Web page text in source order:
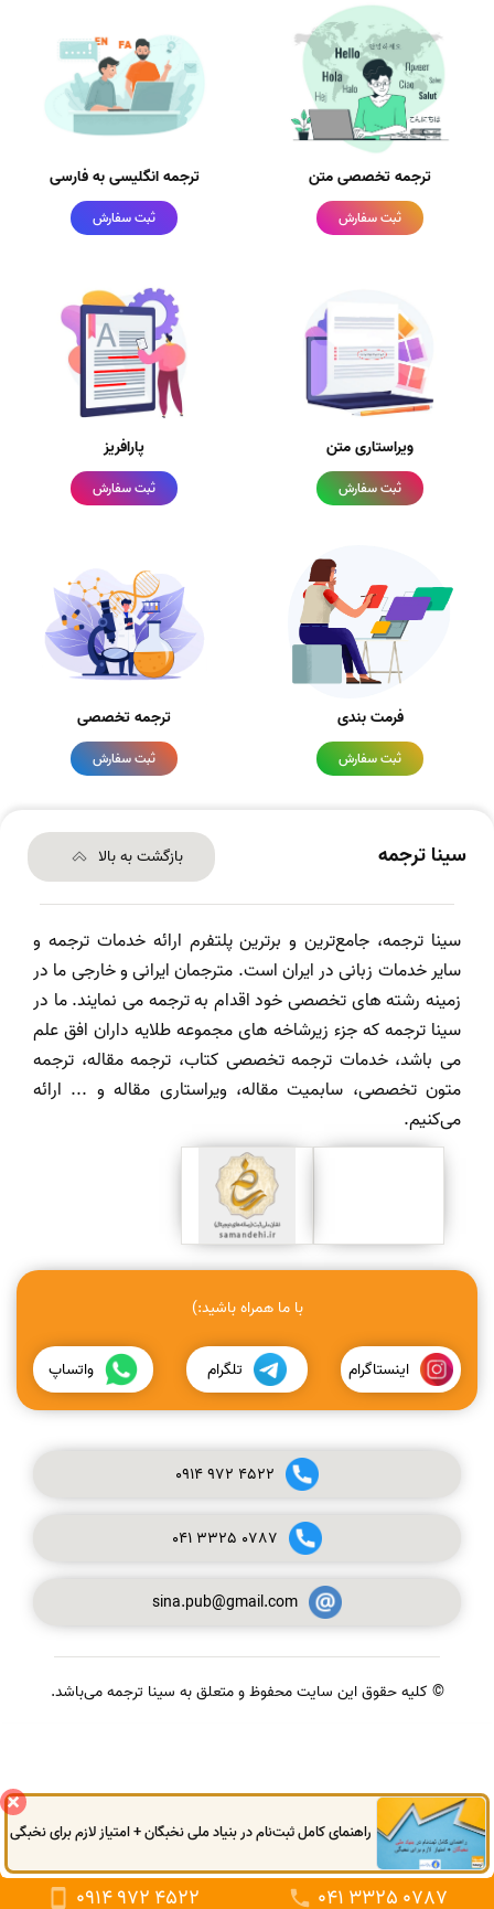
ترجمه تخصصی متن
ثبت سفارش
ترجمه انگلیسی به فارسی
ثبت سفارش
ویراستاری متن
ثبت سفارش
پارافریز
ثبت سفارش
فرمت بندی
ثبت سفارش
ترجمه تخصصی
ثبت سفارش
سینا ترجمه بازگشت به بالا
سینا ترجمه، جامع‌ترین و برترین پلتفرم ارائه خدمات ترجمه و
سایر خدمات زبانی در ایران است. مترجمان ایرانی و خارجی ما در
زمینه رشته های تخصصی خود اقدام به ترجمه می نمایند. ما در
سینا ترجمه که جزء زیرشاخه های مجموعه طلایه داران افق علم
می باشد، خدمات ترجمه تخصصی کتاب، ترجمه مقاله، ترجمه
متون تخصصی، سابمیت مقاله، ویراستاری مقاله و ... ارائه
می‌کنیم.
با ما همراه باشید:)
اینستاگرام تلگرام واتساپ
0914972 4522
041 3325 0787
sina.pub@gmail.com
© کلیه حقوق این سایت محفوظ و متعلق به سینا ترجمه می‌باشد.
041 3325 0787
0914972 4522
راهنمای کامل ثبت‌نام در بنیاد ملی نخبگان + امتیاز لازم برای نخبگی
گفتگوی آنلاین